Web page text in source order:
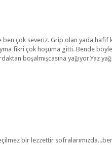
çok severiz. Grip olan yada hafif
fikri çok hoşuma gitti. Bende
boşalmışcasına yağıyor.Yaz
bir lezzettir